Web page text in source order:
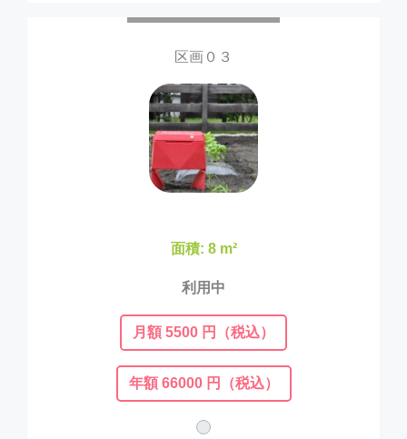
区画０３
面積: 8 m²
利用中
月額 5500 円（税込）
年額 66000 円（税込）